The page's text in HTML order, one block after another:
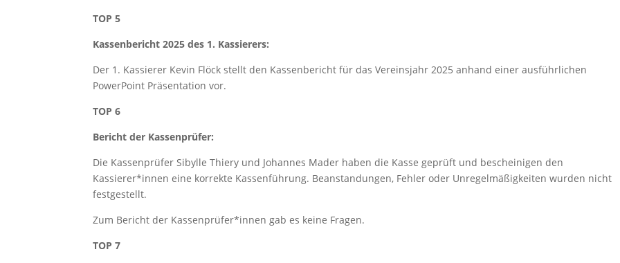
TOP 5
Kassenbericht 2025 des 1. Kassierers:
Der 1. Kassierer Kevin Flöck stellt den Kassenbericht für das Vereinsjahr 2025 anhand einer ausführlichen
PowerPoint Präsentation vor.
TOP 6
Bericht der Kassenprüfer:
Die Kassenprüfer Sibylle Thiery und Johannes Mader haben die Kasse geprüft und bescheinigen den
Kassierer*innen eine korrekte Kassenführung. Beanstandungen, Fehler oder Unregelmäßigkeiten wurden nicht
festgestellt.
Zum Bericht der Kassenprüfer*innen gab es keine Fragen.
TOP 7